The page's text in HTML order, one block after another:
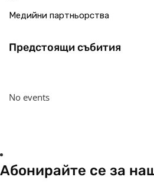
Медийни партньорства
Предстоящи събития
No events
Абонирайте се за